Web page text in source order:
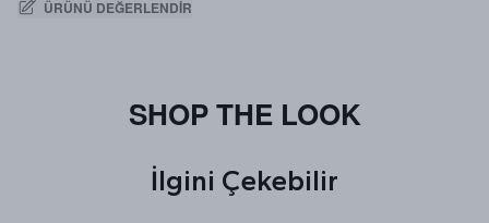
ÜRÜNÜ DEĞERLENDIR
SHOP THE LOOK
İlgini Çekebilir